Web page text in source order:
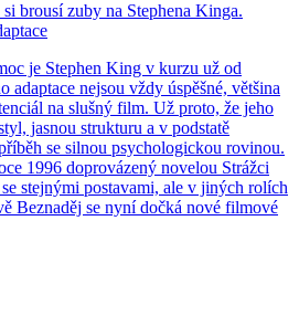
brousí zuby na Stephena Kinga.
je Stephen King v kurzu už od
nejsou vždy úspěšné, většina
na slušný film. Už proto, že jeho
jasnou strukturu a v podstatě
se silnou psychologickou rovinou.
1996 doprovázený novelou Strážci
stejnými postavami, ale v jiných rolích
Beznaděj se nyní dočká nové filmové